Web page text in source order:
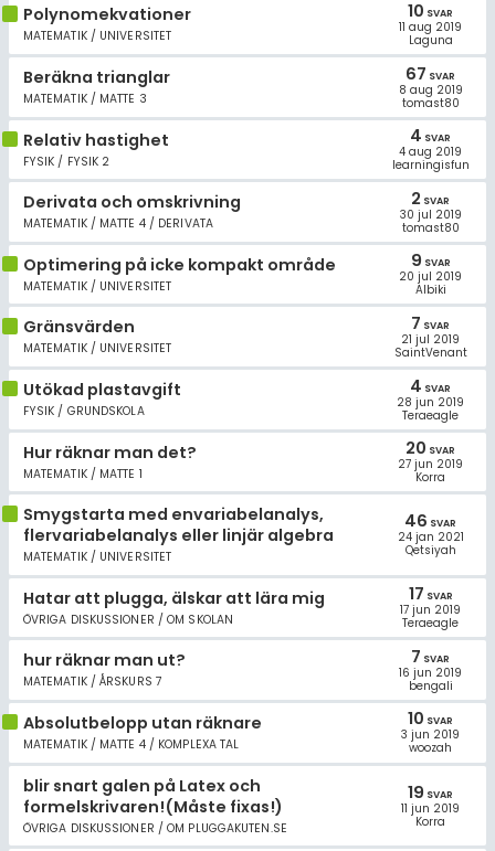
Polynomekvationer
MATEMATIK / UNIVERSITET
10 SVAR
11 aug 2019
Laguna
Beräkna trianglar
MATEMATIK / MATTE 3
67 SVAR
8 aug 2019
tomast80
Relativ hastighet
FYSIK / FYSIK 2
4 SVAR
4 aug 2019
learningisfun
Derivata och omskrivning
MATEMATIK / MATTE 4 / DERIVATA
2 SVAR
30 jul 2019
tomast80
Optimering på icke kompakt område
MATEMATIK / UNIVERSITET
9 SVAR
20 jul 2019
Albiki
Gränsvärden
MATEMATIK / UNIVERSITET
7 SVAR
21 jul 2019
SaintVenant
Utökad plastavgift
FYSIK / GRUNDSKOLA
4 SVAR
28 jun 2019
Teraeagle
Hur räknar man det?
MATEMATIK / MATTE 1
20 SVAR
27 jun 2019
Korra
Smygstarta med envariabelanalys,
flervariabelanalys eller linjär algebra
MATEMATIK / UNIVERSITET
46 SVAR
24 jan 2021
Qetsiyah
Hatar att plugga, älskar att lära mig
ÖVRIGA DISKUSSIONER / OM SKOLAN
17 SVAR
17 jun 2019
Teraeagle
hur räknar man ut?
MATEMATIK / ÅRSKURS 7
7 SVAR
16 jun 2019
bengali
Absolutbelopp utan räknare
MATEMATIK / MATTE 4 / KOMPLEXA TAL
10 SVAR
3 jun 2019
woozah
blir snart galen på Latex och
formelskrivaren!(Måste fixas!)
ÖVRIGA DISKUSSIONER / OM PLUGGAKUTEN.SE
19 SVAR
11 jun 2019
Korra